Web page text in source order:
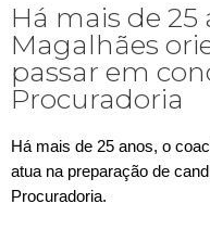
Há mais de 25
Magalhães
passar em
Procuradoria
Há mais de 25 anos, o
atua na preparação de
Procuradoria.